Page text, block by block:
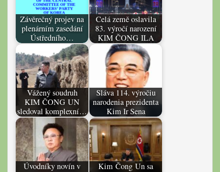
Závěrečný projev na
plenárním zasedání
Ústředního…
Celá země oslavila
83. výročí narození
KIM ČONG ILA
Vážený soudruh
KIM ČONG UN
sledoval komplexní…
Sláva 114. výročiu
narodenia prezidenta
Kim Ir Sena
Úvodníky novín v
Kim Čong Un sa